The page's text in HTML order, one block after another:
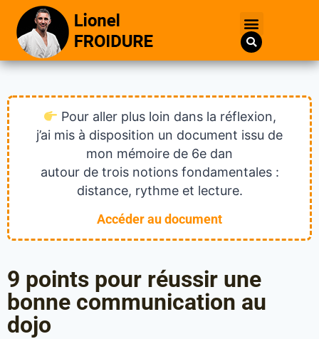
Pour aller plus loin dans la réflexion,
j’ai mis à disposition un document issu de
mon mémoire de 6e dan
autour de trois notions fondamentales :
distance, rythme et lecture.
Accéder au document
9 points pour réussir une
bonne communication au
dojo